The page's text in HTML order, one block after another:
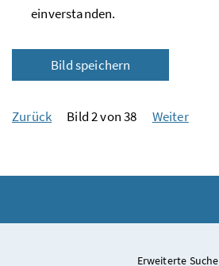
einverstanden.
Bild speichern
Zurück Bild 2 von 38 Weiter
Erweiterte Suche